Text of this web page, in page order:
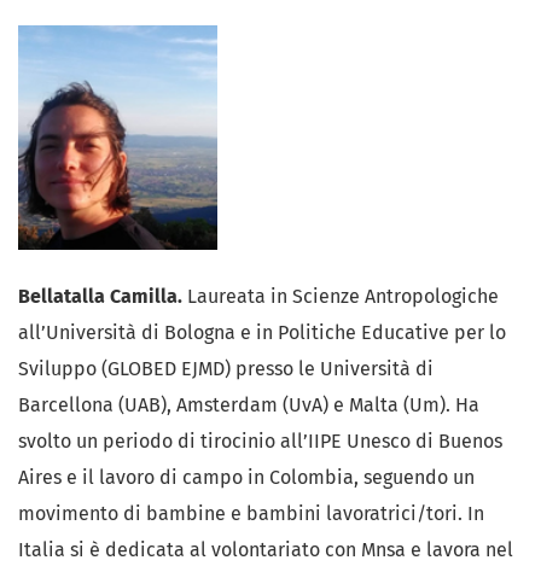
Bellatalla Camilla. Laureata in Scienze Antropologiche
all’Università di Bologna e in Politiche Educative per lo
Sviluppo (GLOBED EJMD) presso le Università di
Barcellona (UAB), Amsterdam (UvA) e Malta (Um). Ha
svolto un periodo di tirocinio all’IIPE Unesco di Buenos
Aires e il lavoro di campo in Colombia, seguendo un
movimento di bambine e bambini lavoratrici/tori. In
Italia si è dedicata al volontariato con Mnsa e lavora nel